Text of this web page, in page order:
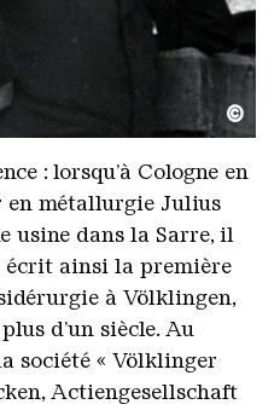
Völklinger Hütte |
©
: lorsqu’à Cologne en
en métallurgie Julius
usine dans la Sarre, il
écrit ainsi la première
à Völklingen,
d’un siècle. Au
société « Völklinger
Actiengesellschaft